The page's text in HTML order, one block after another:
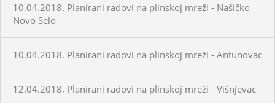
10.04.2018. Planirani radovi na plinskoj mreži - Našičko
Novo Selo
10.04.2018. Planirani radovi na plinskoj mreži - Antunovac
12.04.2018. Planirani radovi na plinskoj mreži - Višnjevac